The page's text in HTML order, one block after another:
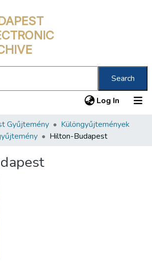
Search
Log In (current)
Gyűjtemény
Különgyűjtemények
Hilton-Budapest